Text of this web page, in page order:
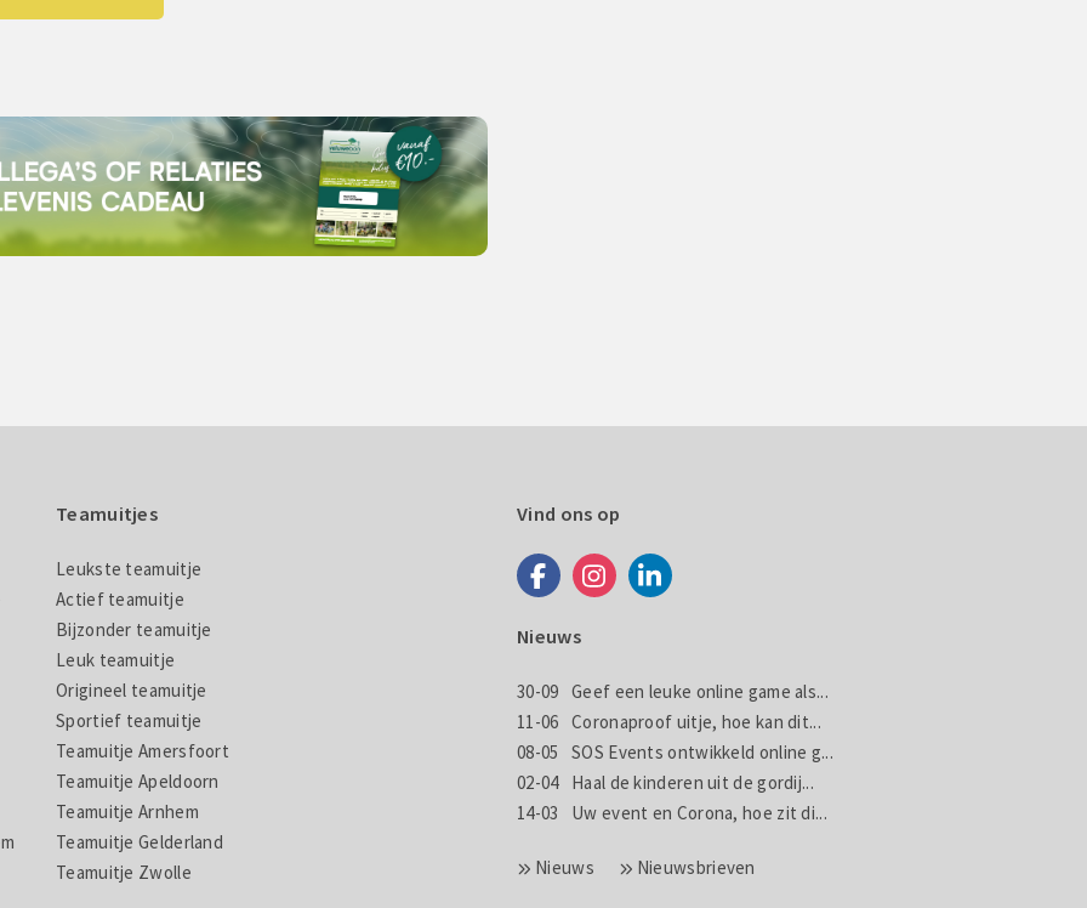
Teamuitjes
Leukste teamuitje
Actief teamuitje
Bijzonder teamuitje
Leuk teamuitje
Origineel teamuitje
Sportief teamuitje
Teamuitje Amersfoort
Teamuitje Apeldoorn
Teamuitje Arnhem
Teamuitje Gelderland
Teamuitje Zwolle
Vind ons op
Nieuws
30-09 Geef een leuke online game als...
11-06 Coronaproof uitje, hoe kan dit...
08-05
SOS Events ontwikkeld online g...
02-04
Haal de kinderen uit de gordij...
14-03
Uw event en Corona, hoe zit di...
Nieuws Nieuwsbrieven